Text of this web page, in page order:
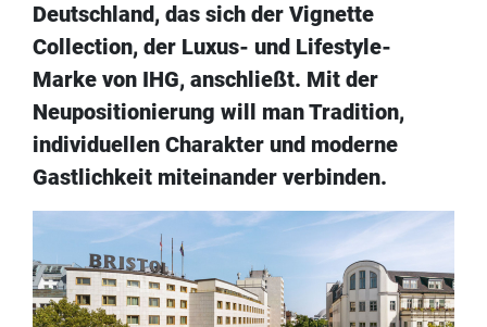
Deutschland, das sich der Vignette
Collection, der Luxus- und Lifestyle-
Marke von IHG, anschließt. Mit der
Neupositionierung will man Tradition,
individuellen Charakter und moderne
Gastlichkeit miteinander verbinden.